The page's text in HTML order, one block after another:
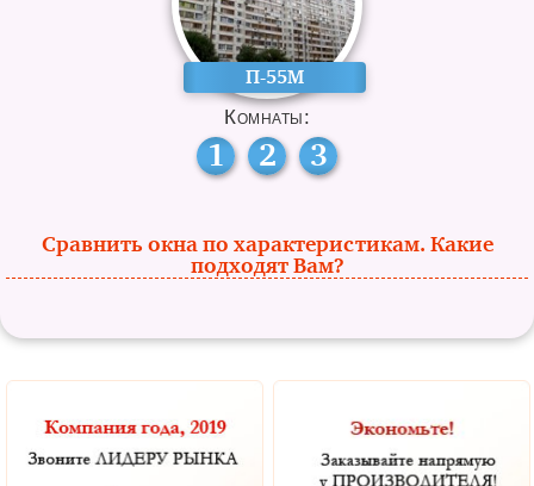
П-55М
Комнаты:
1 2 3
Сравнить окна по характеристикам. Какие
подходят Вам?